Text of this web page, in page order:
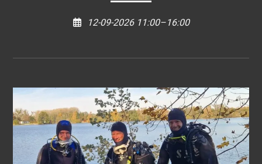
12-09-2026 11:00–16:00